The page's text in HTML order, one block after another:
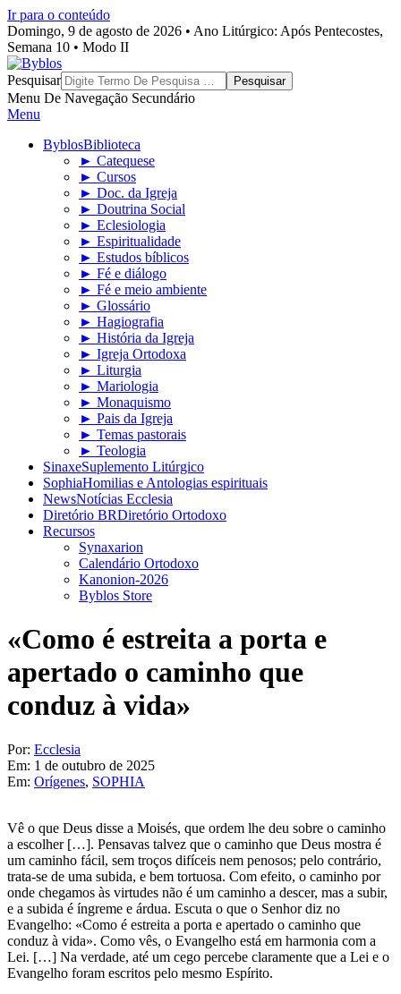
Ir para o conteúdo
Domingo, 9 de agosto de 2026 • Ano Litúrgico: Após Pentecostes,
Semana 10 • Modo II
Byblos
Pesquisar
Menu De Navegação Secundário
Menu
ByblosBiblioteca
► Catequese
► Cursos
► Doc. da Igreja
► Doutrina Social
► Eclesiologia
► Espiritualidade
► Estudos bíblicos
► Fé e diálogo
► Fé e meio ambiente
► Glossário
► Hagiografia
► História da Igreja
► Igreja Ortodoxa
► Liturgia
► Mariologia
► Monaquismo
► Pais da Igreja
► Temas pastorais
► Teologia
SinaxeSuplemento Litúrgico
SophiaHomilias e Antologias espirituais
NewsNotícias Ecclesia
Diretório BRDiretório Ortodoxo
Recursos
Synaxarion
Calendário Ortodoxo
Kanonion-2026
Byblos Store
«Como é estreita a porta e
apertado o caminho que
conduz à vida»
Por: Ecclesia
Em: 1 de outubro de 2025
Em: Orígenes, SOPHIA
Vê o que Deus disse a Moisés, que ordem lhe deu sobre o caminho
a escolher […]. Pensavas talvez que o caminho que Deus mostra é
um caminho fácil, sem troços difíceis nem penosos; pelo contrário,
trata-se de uma subida, e bem tortuosa. Com efeito, o caminho por
onde chegamos às virtudes não é um caminho a descer, mas a subir,
e a subida é íngreme e árdua. Escuta o que o Senhor diz no
Evangelho: «Como é estreita a porta e apertado o caminho que
conduz à vida». Como vês, o Evangelho está em harmonia com a
Lei. […] Na verdade, até um cego percebe claramente que a Lei e o
Evangelho foram escritos pelo mesmo Espírito.